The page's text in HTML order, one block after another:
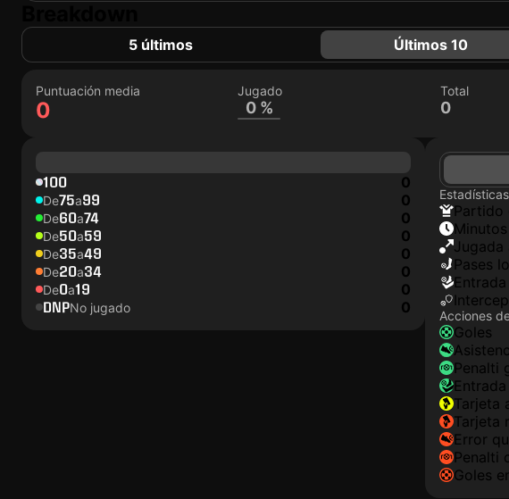
5 últimos Últimos 10
Puntuación media
0
Jugado
0 %
Total
0
100 0
De75a99 0
De60a74 0
De50a59 0
De35a49 0
De20a34 0
De0a19 0
DNPNo jugado 0
Estadísticas
pases
Acciones
goles
Penalti
tarjeta
tarjeta
Error
goles